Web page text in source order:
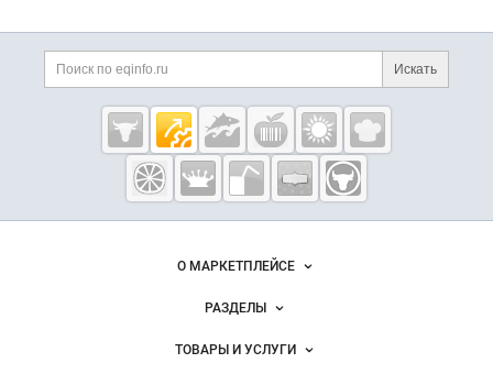
Дополнительная информация
Поиск по сайту и
Искать
Cсылки на полезные проекты
Eqinfo.ru —
пищевое
оборудование
и упаковка
Важные разделы и контакты
Навигация по сайтуО МАРКЕТПЛЕЙСЕ
Новости Eqinfo.ru
Размещение рекламы
РАЗДЕЛЫ
Объявления
ТОВАРЫ И УСЛУГИ